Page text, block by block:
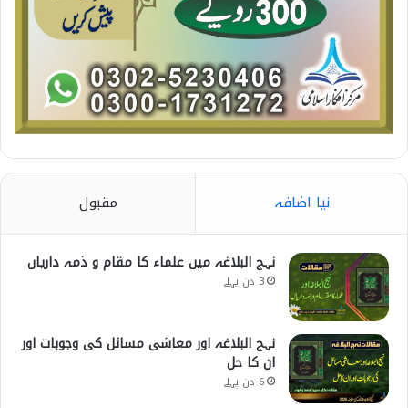
نیا اضافہ مقبول
نہج البلاغہ میں علماء کا مقام و ذمہ داریاں
3 دن پہلے
نہج البلاغہ اور معاشی مسائل کی وجوہات اور
ان کا حل
6 دن پہلے